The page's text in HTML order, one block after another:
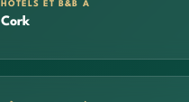
HÔTELS ET B&B À
Cork